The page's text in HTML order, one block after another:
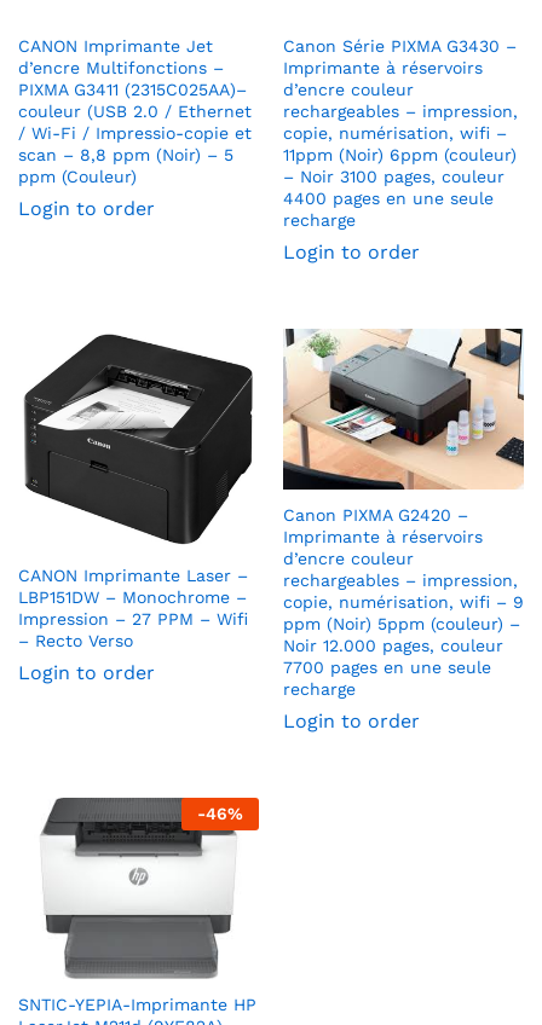
CANON Imprimante Jet
d’encre Multifonctions –
PIXMA G3411 (2315C025AA)–
couleur (USB 2.0 / Ethernet
/ Wi-Fi / Impressio-copie et
scan – 8,8 ppm (Noir) – 5
ppm (Couleur)
Login to order
Canon Série PIXMA G3430 –
Imprimante à réservoirs
d’encre couleur
rechargeables – impression,
copie, numérisation, wifi –
11ppm (Noir) 6ppm (couleur)
– Noir 3100 pages, couleur
4400 pages en une seule
recharge
Login to order
CANON Imprimante Laser –
LBP151DW – Monochrome –
Impression – 27 PPM – Wifi
– Recto Verso
Login to order
Canon PIXMA G2420 –
Imprimante à réservoirs
d’encre couleur
rechargeables – impression,
copie, numérisation, wifi – 9
ppm (Noir) 5ppm (couleur) –
Noir 12.000 pages, couleur
7700 pages en une seule
recharge
Login to order
-46%
SNTIC-YEPIA-Imprimante HP